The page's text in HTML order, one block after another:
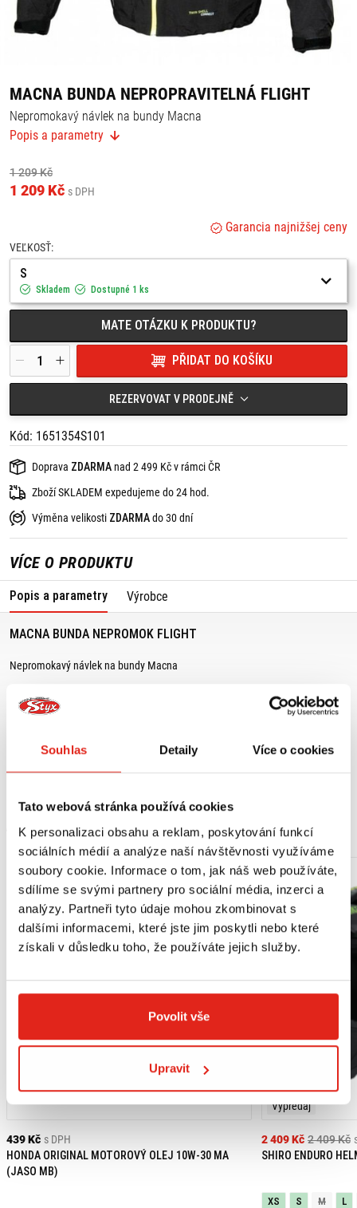
Souhlas Detaily Více o cookies
Tato webová stránka používá cookies
K personalizaci obsahu a reklam, poskytování funkcí
sociálních médií a analýze naší návštěvnosti využíváme
soubory cookie. Informace o tom, jak náš web používáte,
sdílíme se svými partnery pro sociální média, inzerci a
analýzy. Partneři tyto údaje mohou zkombinovat s
dalšími informacemi, které jste jim poskytli nebo které
získali v důsledku toho, že používáte jejich služby.
Povolit vše
Upravit
MACNA BUNDA NEPROPRAVITELNÁ FLIGHT
Nepromokavý návlek na bundy Macna
Membrána nanesená přímou laminací na vnější vrstvu.
Boční reflexní plochy SIDE EYE - bezpečnostní prvek na místech,
kde nejsou viditelná světla motorky.
Popis a parametry
1 209 Kč
1 209 Kč s DPH
Garancia najnižšej ceny
VEĽKOSŤ:
S
Skladem Dostupné 1 ks
MATE OTÁZKU K PRODUKTU?
PŘIDAT DO KOŠÍKU
REZERVOVAT V PRODEJNĚ
Kód: 1651354S101
Doprava ZDARMA nad 2 499 Kč v rámci ČR
Zboží SKLADEM expedujeme do 24 hod.
Výměna velikosti ZDARMAdo 30 dní
VÍCE O PRODUKTU
Popis a parametry Výrobce
MACNA BUNDA NEPROMOK FLIGHT
Nepromokavý návlek na bundy Macna
Membrána nanesená přímou laminací na vnější vrstvu.
Rychlé zapínání a odnímání z bundy.
MOHLO BY SE VÁM LÍBIT
439 Kč s DPH
HONDA ORIGINAL MOTOROVÝ OLEJ 10W-30 MA
(JASO MB)
Výpredaj
2 409 Kč
2 409 Kč
SHIRO ENDURO
XS S M L